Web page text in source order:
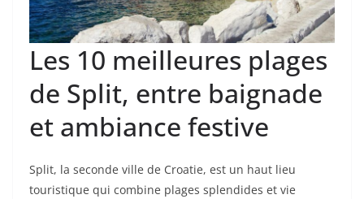
Les 10 meilleures plages
de Split, entre baignade
et ambiance festive
Split, la seconde ville de Croatie, est un haut lieu
touristique qui combine plages splendides et vie